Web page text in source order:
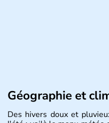
Géographie et
Des hivers doux et